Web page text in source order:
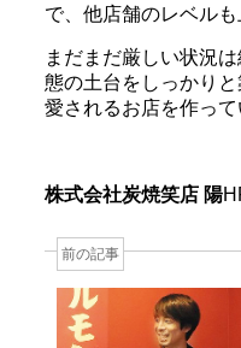
で、他店舗のレベルも
まだまだ厳しい状況
態の土台をしっかり
愛されるお店を作って
株式会社炭焼笑店 陽
前の記事